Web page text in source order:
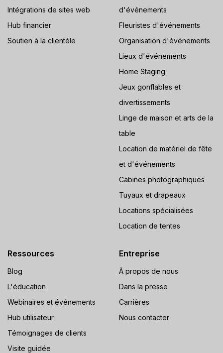
Intégrations de sites web
Hub financier
Soutien à la clientèle
d'événements
Fleuristes d'événements
Organisation d'événements
Lieux d'événements
Home Staging
Jeux gonflables et
divertissements
Linge de maison et arts de la
table
Location de matériel de fête
et d'événements
Cabines photographiques
Tuyaux et drapeaux
Locations spécialisées
Location de tentes
Ressources
Blog
L'éducation
Webinaires et événements
Hub utilisateur
Témoignages de clients
Visite guidée
Entreprise
À propos de nous
Dans la presse
Carrières
Nous contacter